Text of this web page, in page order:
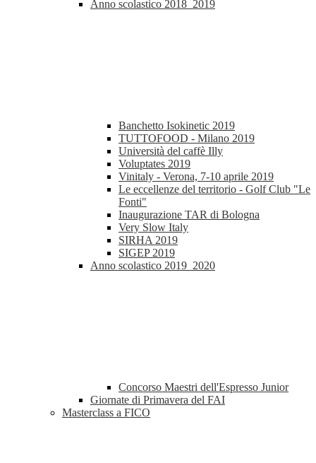
Anno scolastico 2018_2019
Banchetto Isokinetic 2019
TUTTOFOOD - Milano 2019
Università del caffè Illy
Voluptates 2019
Vinitaly - Verona, 7-10 aprile 2019
Le eccellenze del territorio - Golf Club "Le
Fonti"
Inaugurazione TAR di Bologna
Very Slow Italy
SIRHA 2019
SIGEP 2019
Anno scolastico 2019_2020
Concorso Maestri dell'Espresso Junior
Giornate di Primavera del FAI
Masterclass a FICO